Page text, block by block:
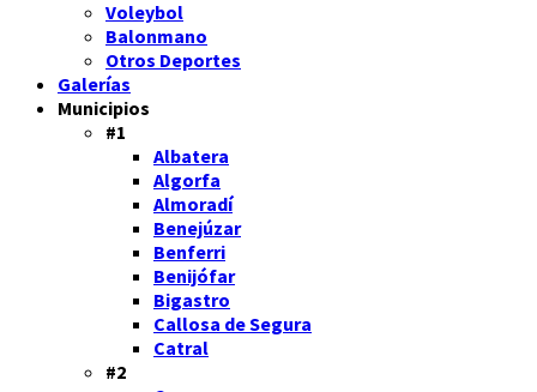
Voleybol
Balonmano
Otros Deportes
Galerías
Municipios
#1
Albatera
Algorfa
Almoradí
Benejúzar
Benferri
Benijófar
Bigastro
Callosa de Segura
Catral
#2